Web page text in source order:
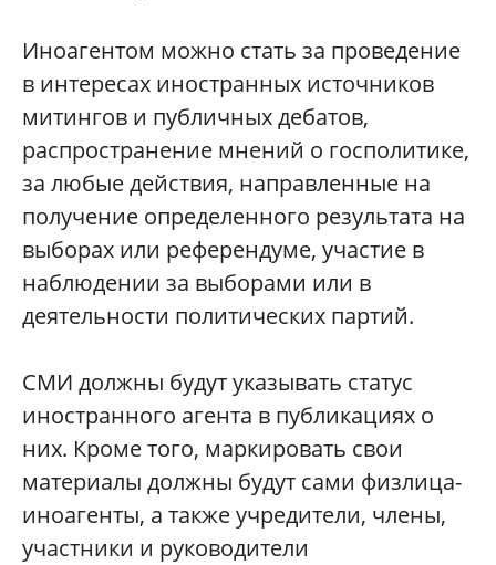
Иноагентом можно стать за проведение
в интересах иностранных источников
митингов и публичных дебатов,
распространение мнений о госполитике,
за любые действия, направленные на
получение определенного результата на
выборах или референдуме, участие в
наблюдении за выборами или в
деятельности политических партий.
СМИ должны будут указывать статус
иностранного агента в публикациях о
них. Кроме того, маркировать свои
материалы должны будут сами физлица-
иноагенты, а также учредители, члены,
участники и руководители